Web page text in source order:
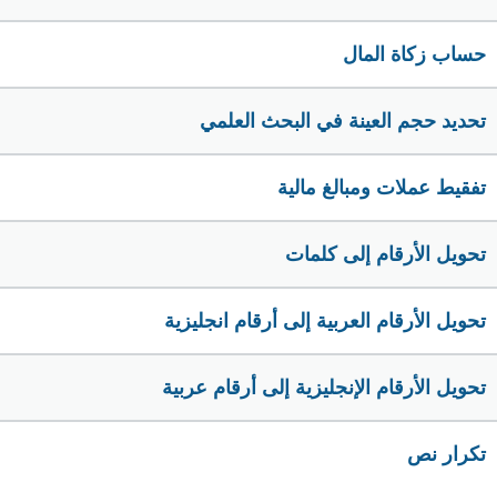
حساب زكاة المال
تحديد حجم العينة في البحث العلمي
تفقيط عملات ومبالغ مالية
تحويل الأرقام إلى كلمات
تحويل الأرقام العربية إلى أرقام انجليزية
تحويل الأرقام الإنجليزية إلى أرقام عربية
تكرار نص